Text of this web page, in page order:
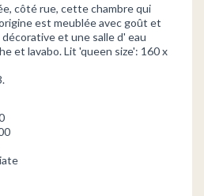
côté rue, cette chambre qui
est meublée avec goût et
et une salle d' eau
et lavabo. Lit 'queen size': 160 x